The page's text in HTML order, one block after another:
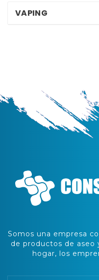
VAPING
Somos una empresa
de productos de aseo
hogar, los